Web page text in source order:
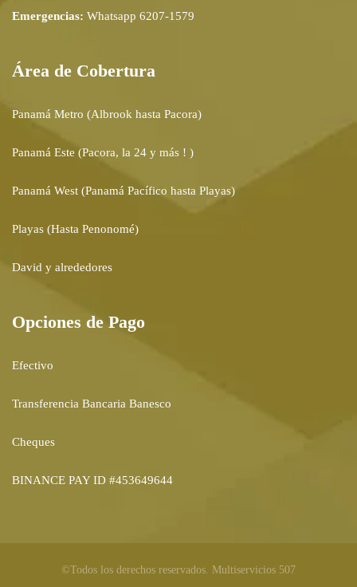
Emergencias: Whatsapp 6207-1579
Área de Cobertura
Panamá Metro (Albrook hasta Pacora)
Panamá Este (Pacora, la 24 y más ! )
Panamá West (Panamá Pacífico hasta Playas)
Playas (Hasta Penonomé)
David y alrededores
Opciones de Pago
Efectivo
Transferencia Bancaria Banesco
Cheques
BINANCE PAY ID #453649644
©Todos los derechos reservados. Multiservicios 507